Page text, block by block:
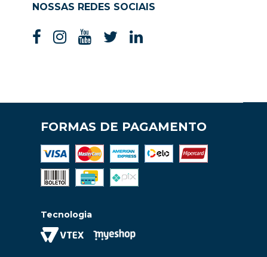
NOSSAS REDES SOCIAIS
FORMAS DE PAGAMENTO
Tecnologia